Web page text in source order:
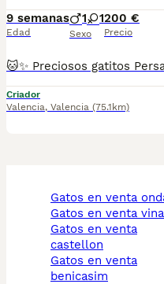
9 semanas
Edad
1 1
Sexo
200 €
Precio
Criador
Valencia, Valencia (75.1km)
gatos en venta
gatos en venta
gatos en venta
castellon
gatos en venta
benicasim